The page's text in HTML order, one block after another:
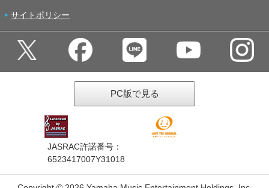
サイトポリシー
PC版で見る
JASRAC許諾番号：
6523417007Y31018